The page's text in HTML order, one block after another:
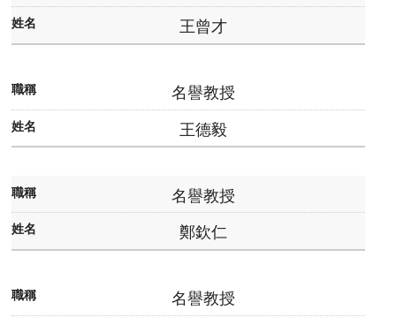
生
入
學
生
資
動
紀
出
王曾才
名譽教授
王德毅
名譽教授
鄭欽仁
名譽教授